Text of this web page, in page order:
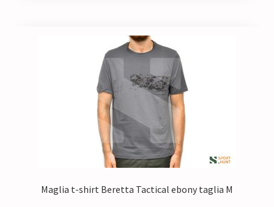
Maglia t-shirt Beretta Tactical ebony taglia M